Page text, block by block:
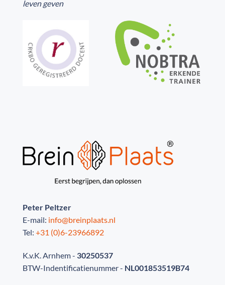
leven geven
Peter Peltzer
E-mail: info@breinplaats.nl
Tel: +31 (0)6-23966892
K.v.K. Arnhem - 30250537
BTW-Indentificatienummer - NL001853519B74